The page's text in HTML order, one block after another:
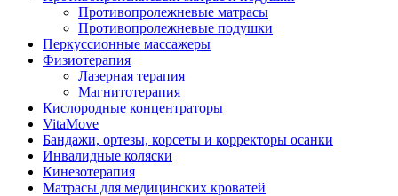
Противопролежневые матрасы
Противопролежневые подушки
Перкуссионные массажеры
Физиотерапия
Лазерная терапия
Магнитотерапия
Кислородные концентраторы
VitaMove
Бандажи, ортезы, корсеты и корректоры осанки
Инвалидные коляски
Кинезотерапия
Матрасы для медицинских кроватей